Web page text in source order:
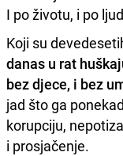
I po životu, i po
Koji su
danas u rat
bez djece, i bez
jad što ga
korupciju,
i prosjačenje.